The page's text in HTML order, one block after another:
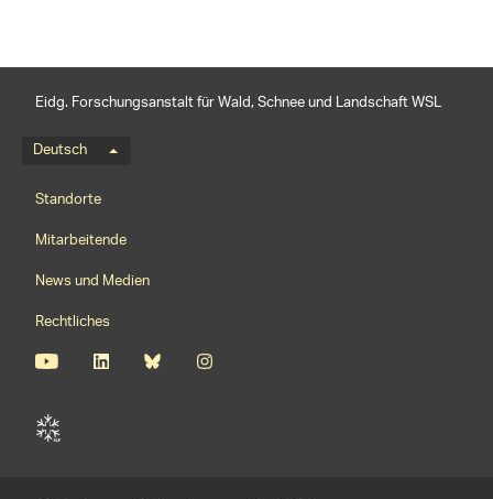
Eidg. Forschungsanstalt für Wald, Schnee und Landschaft WSL
Sprachmenü
Deutsch
Footernavigation
Standorte
Mitarbeitende
News und Medien
Rechtliches